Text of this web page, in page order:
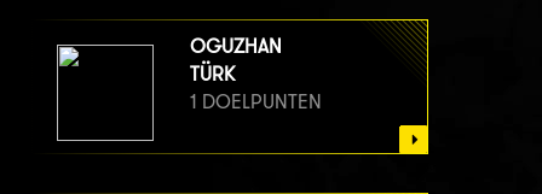
OGUZHAN
TÜRK
1 DOELPUNTEN